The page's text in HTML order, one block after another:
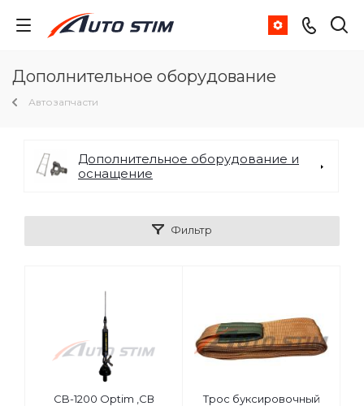
Дополнительное оборудование
Автозапчасти
Дополнительное оборудование и
оснащение
Фильтр
CB-1200 Optim ,СВ
Трос буксировочный